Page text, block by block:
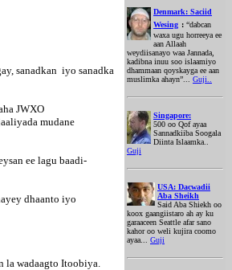
sanadkan iyo sanadka
JWXO
mudane
ee lagu baadi-
dhaanto iyo
la wadaagto Itoobiya.
Denmark: Saciid
Wesing : “dabcan
waxa ugu horreeya ee
aan Allaah
weydiisanayo waa Jannada,
kadibna inuu soo islaamiyo
dhammaan qoyskayga ee aan
muslimka ahayn”... Guji..
Singapore:
500 oo Qof ayaa
Sannadkiiba Soogala
Diinta Islaamka..
Guji
USA: Dacwadii
Aba Sheikh
Said Aba Shiekh oo
koox gaangiistaro ah ay ku
garaaceen Seattle afar sano
kahor oo weli kujira coomo
ayaa... Guji